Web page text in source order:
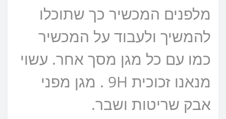
מלפנים המכשיר כך שתוכלו
להמשיך ולעבוד על המכשיר
כמו עם כל מגן מסך אחר. עשוי
מנאנו זכוכית 9H . מגן מפני
אבק שריטות ושבר.